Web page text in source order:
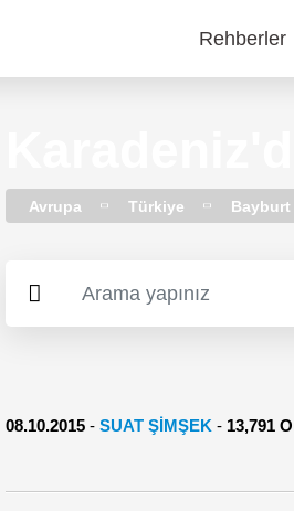
Main
Rehberler
Avrupa Türkiye Bayburt
08.10.2015 -SUAT ŞİMŞEK - 13,791